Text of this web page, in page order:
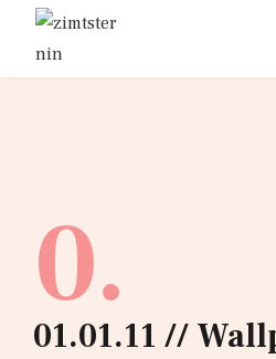
0.
01.01.11 //